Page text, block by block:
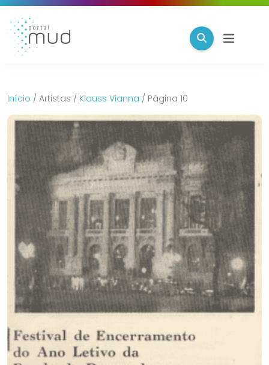
Início / Artistas / Klauss Vianna / Página 10